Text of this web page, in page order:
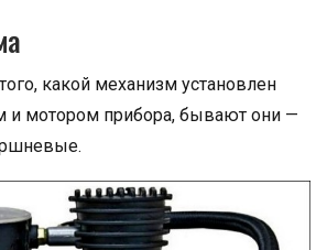
какой механизм установлен
мотором прибора, бывают они —